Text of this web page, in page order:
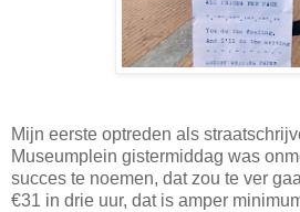
Mijn eerste optreden als
Museumplein gistermiddag was
succes te noemen, dat zou te ver
€31 in drie uur, dat is amper